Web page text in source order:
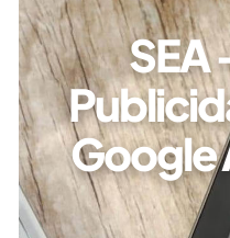
SEA
Google